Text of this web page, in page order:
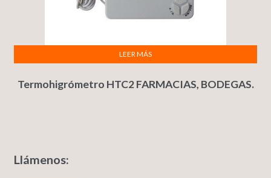
Termohigrómetro HTC2 FARMACIAS, BODEGAS.
LEER MÁS
Llámenos: